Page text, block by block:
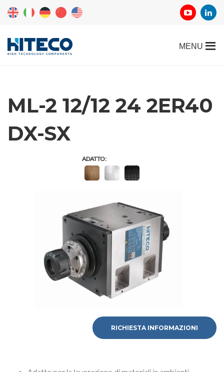
ML-2 12/12 24 2ER40
DX-SX
ADATTO:
RICHIESTA INFORMAZIONI